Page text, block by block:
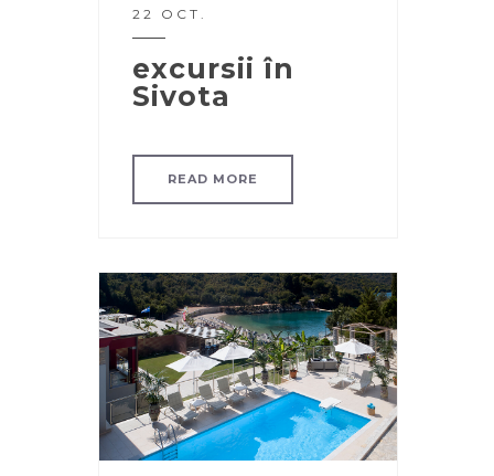
22 OCT.
excursii în
Sivota
READ MORE